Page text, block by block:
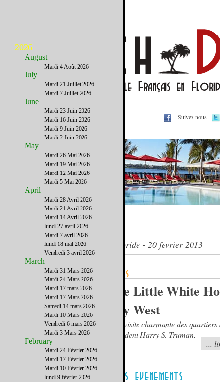
Voir cet email sur le site Suivez-nous
La Maison Blanche de Floride
Le journal du French District Floride - 20 février 2013
The Little White
Key West
Une visite charmante des
Président Harry S. Truman.
...
2026
August
Mardi 4 Août 2026
July
Mardi 21 Juillet 2026
Mardi 7 Juillet 2026
June
Mardi 23 Juin 2026
Mardi 16 Juin 2026
Mardi 9 Juin 2026
Mardi 2 Juin 2026
May
Mardi 26 Mai 2026
Mardi 19 Mai 2026
Mardi 12 Mai 2026
Mardi 5 Mai 2026
April
Mardi 28 Avril 2026
Mardi 21 Avril 2026
Mardi 14 Avril 2026
lundi 27 avril 2026
Mardi 7 avril 2026
lundi 18 mai 2026
Vendredi 3 avril 2026
March
Mardi 31 Mars 2026
Mardi 24 Mars 2026
Mardi 17 mars 2026
Mardi 17 Mars 2026
Samedi 14 mars 2026
Mardi 10 Mars 2026
Vendredi 6 mars 2026
Mardi 3 Mars 2026
February
Mardi 24 Février 2026
Mardi 17 Février 2026
Mardi 10 Février 2026
lundi 9 février 2026